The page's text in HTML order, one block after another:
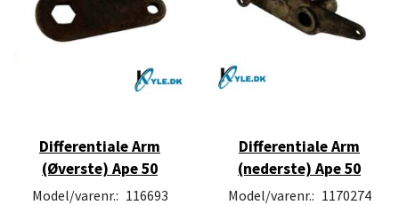
Differentiale Arm
(Øverste) Ape 50
Model/varenr.: 116693
Differentiale Arm
(nederste) Ape 50
Model/varenr.: 1170274